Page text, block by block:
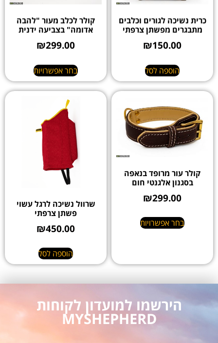
כרית נשיכה לגורים וכלבים
מתבגרים מפשתן צרפתי
₪150.00
הוספה לסל
קולר לכלב מעור "להבה
אדומה" בצביעה ידנית
₪299.00
בחר אפשרויות
קולר עור מרופד בנאפה
בסגנון אלגנטי חום
₪299.00
בחר אפשרויות
שרוול נשיכה לרגל עשוי
פשתן צרפתי
₪450.00
הוספה לסל
הירשמו למועדון לקוחות
MYSHEPHERD